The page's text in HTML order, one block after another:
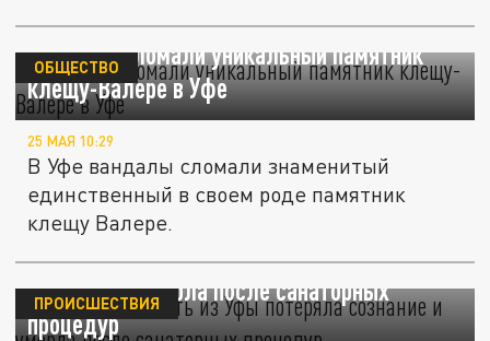
Вандалы сломали уникальный памятник
клещу-Валере в Уфе
ОБЩЕСТВО
25 МАЯ 10:29
В Уфе вандалы сломали знаменитый
единственный в своем роде памятник
клещу Валере.
Многодетная мать из Уфы потеряла
сознание и умерла после санаторных
процедур
ПРОИСШЕСТВИЯ